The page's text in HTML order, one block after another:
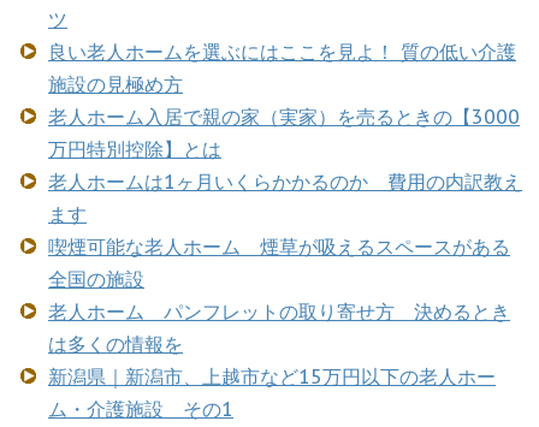
ツ
良い老人ホームを選ぶにはここを見よ！ 質の低い介護
施設の見極め方
老人ホーム入居で親の家（実家）を売るときの【3000
万円特別控除】とは
老人ホームは1ヶ月いくらかかるのか 費用の内訳教え
ます
喫煙可能な老人ホーム 煙草が吸えるスペースがある
全国の施設
老人ホーム パンフレットの取り寄せ方 決めるとき
は多くの情報を
新潟県｜新潟市、上越市など15万円以下の老人ホー
ム・介護施設 その1